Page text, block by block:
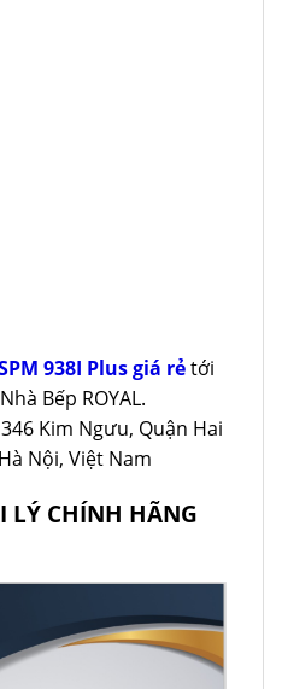
938I Plus giá rẻtới
Bếp ROYAL.
Kim Ngưu, Quận Hai
Nội, Việt Nam
CHÍNH HÃNG